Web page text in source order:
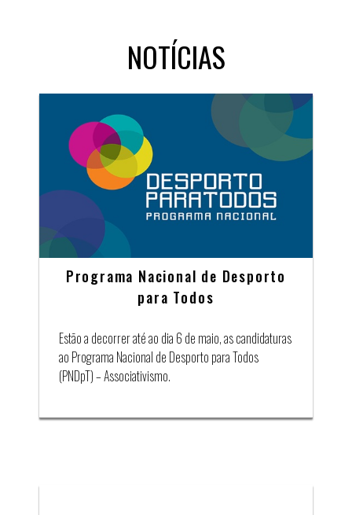
NOTÍCIAS
Programa Nacional de Desporto
para Todos
Estão a decorrer até ao dia 6 de maio, as candidaturas
ao Programa Nacional de Desporto para Todos
(PNDpT) – Associativismo.